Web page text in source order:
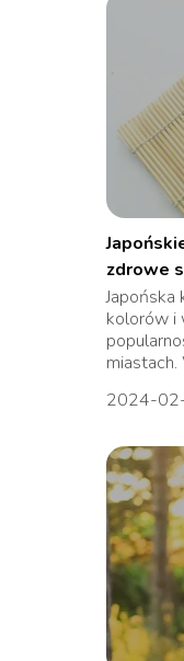
zdrowe
Japońska
kolorów i
miastach.
2024-